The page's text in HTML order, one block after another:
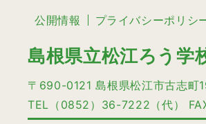
公開情報 プライバシーポリシ
島根県立松江ろう学
〒690-0121 島根県松江市古志町
TEL（0852）36-7222（代）